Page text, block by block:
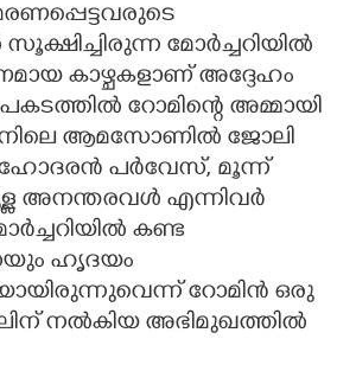
മോർച്ചറിയിൽ
കാഴ്ചകളാണ് അദ്ദേഹം
റോമിന്റെ അമ്മായി
ആമസോണിൽ ജോലി
പർവേസ്, മൂന്ന്
അനന്തരവൾ എന്നിവർ
കണ്ട
ഹൃദയം
റോമിൻ ഒരു
നൽകിയ അഭിമുഖത്തിൽ